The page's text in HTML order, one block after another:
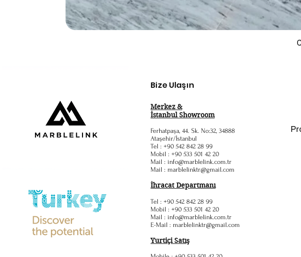
Bize Ulaşın
Merkez &
İstanbul Showroom
Ferhatpaşa, 44. Sk. No:32, 34888
Ataşehir/İstanbul
Tel : +90 542 842 28 99
Mobil : +90 533 501 42 20
Mail : info@marblelink.com.tr
Mail : marblelinktr@gmail.com
İhracat Departmanı
Tel : +90 542 842 28 99
Mobil : +90 533 501 42 20
Mail : info@marblelink.com.tr
E-Mail : marblelinktr@gmail.com
Yurtiçi Satış